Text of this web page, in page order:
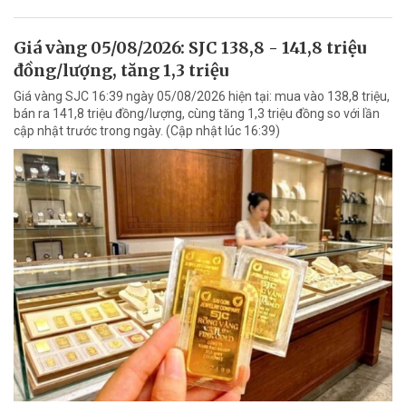
Giá vàng 05/08/2026: SJC 138,8 - 141,8 triệu
đồng/lượng, tăng 1,3 triệu
Giá vàng SJC 16:39 ngày 05/08/2026 hiện tại: mua vào 138,8 triệu,
bán ra 141,8 triệu đồng/lượng, cùng tăng 1,3 triệu đồng so với lần
cập nhật trước trong ngày. (Cập nhật lúc 16:39)